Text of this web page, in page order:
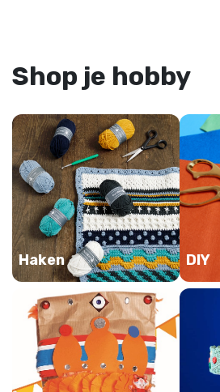
Shop je hobby
Haken DIY